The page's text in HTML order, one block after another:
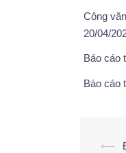
Công
20/04/
Báo cáo
Báo cáo
⟵